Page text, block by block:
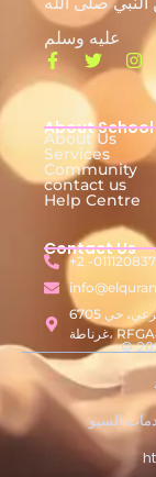
عليه وسلم
About School
About Us
Services
Community
contact us
Help Centre
Contact Us
+2 -
6705 طريق الإمام عبدالله بن سعود بن عبدالعزيز الفرعي، حي
©
السيو